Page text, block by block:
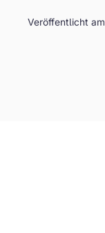
Veröffentlicht am